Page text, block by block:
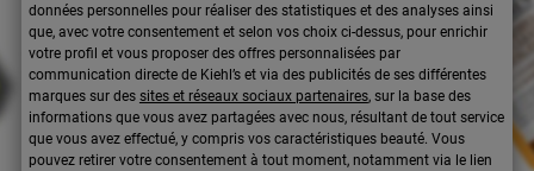
données personnelles pour réaliser des statistiques et des analyses ainsi
que, avec votre consentement et selon vos choix ci-dessus, pour enrichir
votre profil et vous proposer des offres personnalisées par
communication directe de Kiehl’s et via des publicités de ses différentes
marques sur des sites et réseaux sociaux partenaires, sur la base des
informations que vous avez partagées avec nous, résultant de tout service
que vous avez effectué, y compris vos caractéristiques beauté. Vous
pouvez retirer votre consentement à tout moment, notamment via le lien